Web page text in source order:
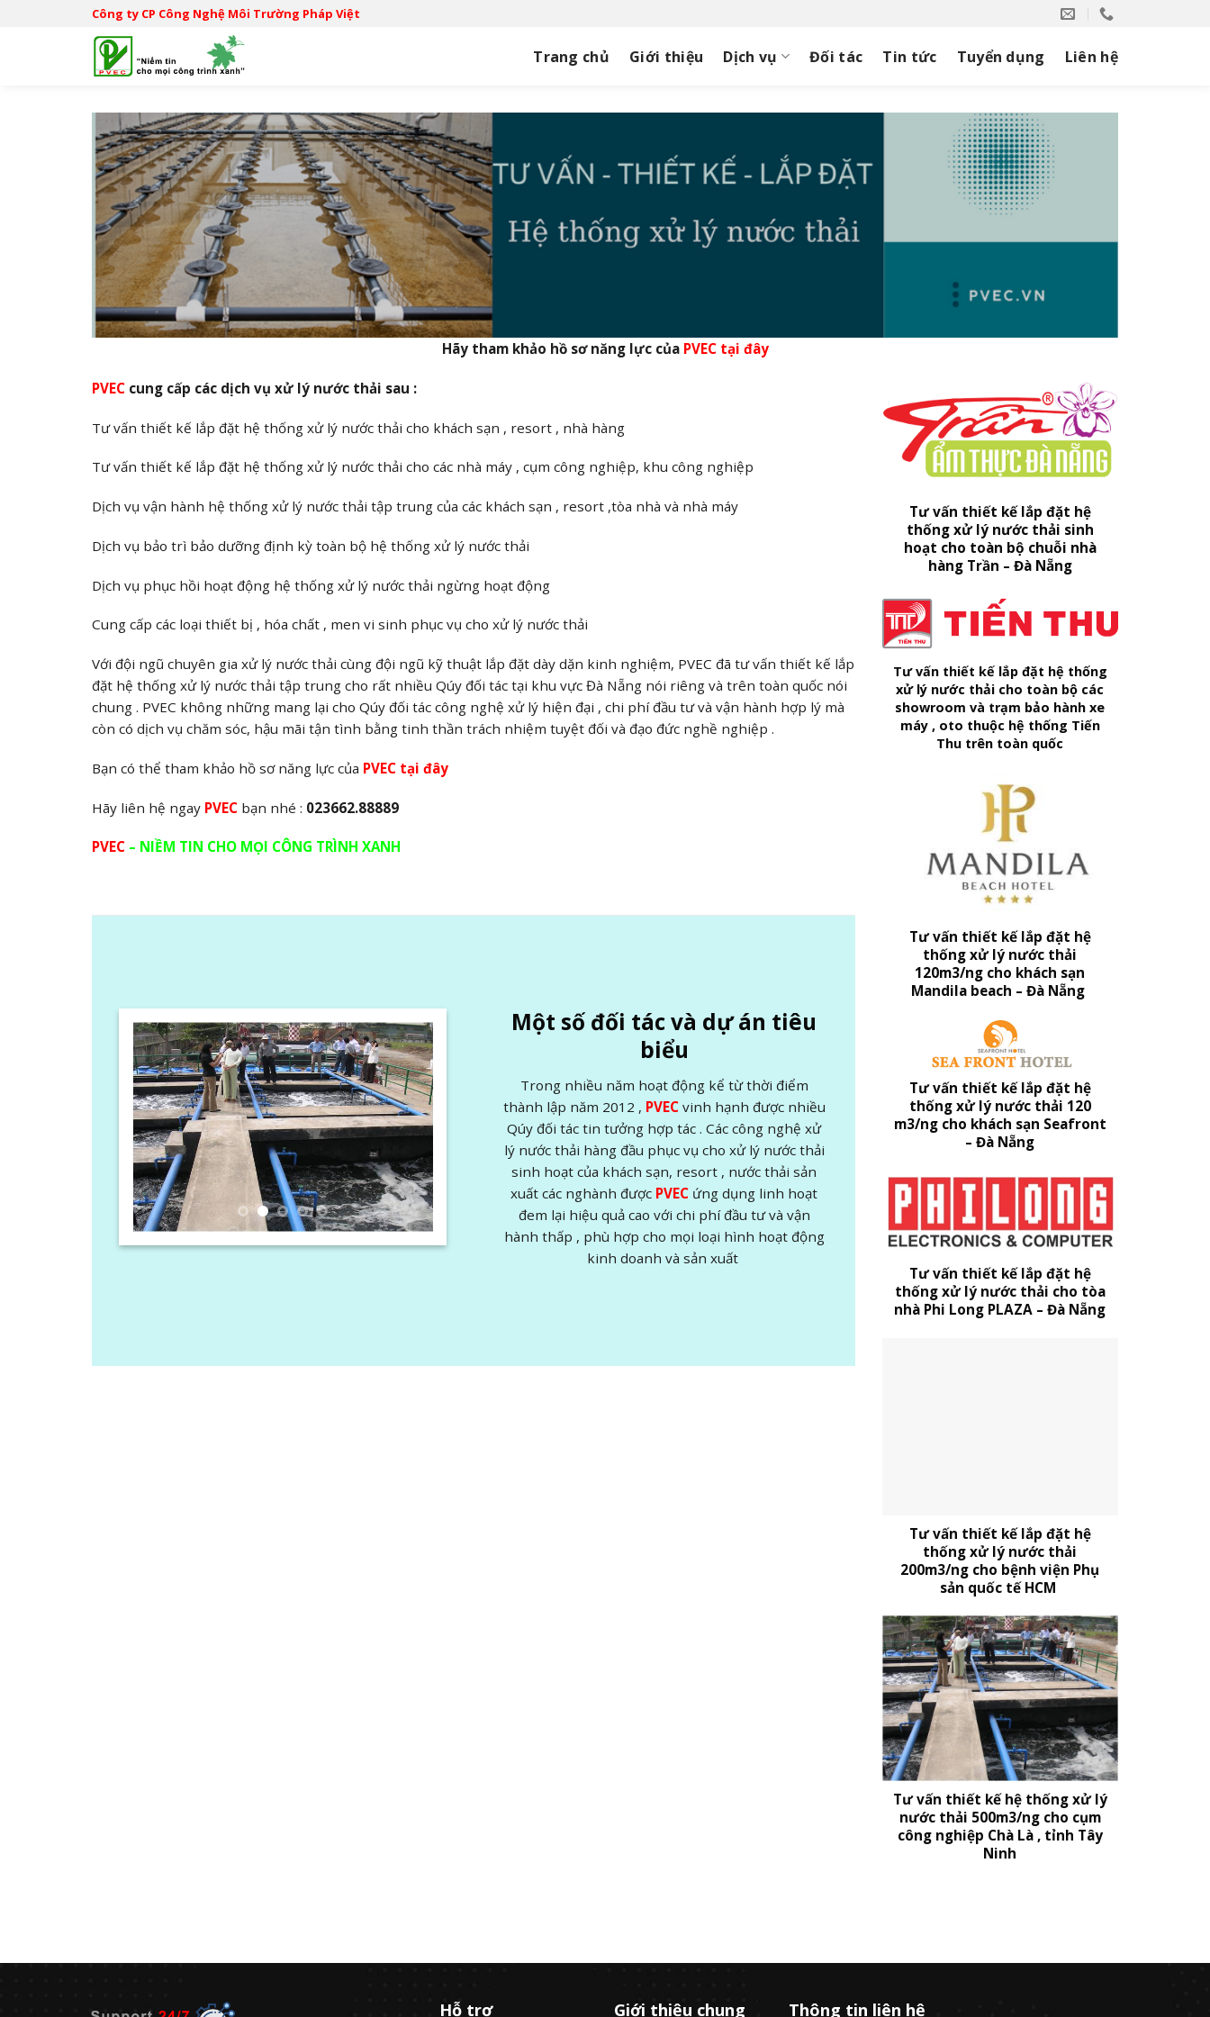
Công ty CP Công Nghệ Môi Trường Pháp Việt
Trang chủ Giới thiệu Dịch vụ Đối tác Tin tức Tuyển dụng Liên hệ
Hãy tham khảo hồ sơ năng lực của PVEC tại đây
PVEC cung cấp các dịch vụ xử lý nước thải sau :
Tư vấn thiết kế lắp đặt hệ thống xử lý nước thải cho khách sạn , resort , nhà hàng
Tư vấn thiết kế lắp đặt hệ thống xử lý nước thải cho các nhà máy , cụm công nghiệp, khu công nghiệp
Dịch vụ vận hành hệ thống xử lý nước thải tập trung của các khách sạn , resort ,tòa nhà và nhà máy
Dịch vụ bảo trì bảo dưỡng định kỳ toàn bộ hệ thống xử lý nước thải
Dịch vụ phục hồi hoạt động hệ thống xử lý nước thải ngừng hoạt động
Cung cấp các loại thiết bị , hóa chất , men vi sinh phục vụ cho xử lý nước thải
Với đội ngũ chuyên gia xử lý nước thải cùng đội ngũ kỹ thuật lắp đặt dày dặn kinh nghiệm, PVEC đã tư vấn thiết kế lắp
đặt hệ thống xử lý nước thải tập trung cho rất nhiều Qúy đối tác tại khu vực Đà Nẵng nói riêng và trên toàn quốc nói
chung . PVEC không những mang lại cho Qúy đối tác công nghệ xử lý hiện đại , chi phí đầu tư và vận hành hợp lý mà
còn có dịch vụ chăm sóc, hậu mãi tận tình bằng tinh thần trách nhiệm tuyệt đối và đạo đức nghề nghiệp .
Bạn có thể tham khảo hồ sơ năng lực của PVEC tại đây
Hãy liên hệ ngay PVEC bạn nhé : 023662.88889
PVEC – NIỀM TIN CHO MỌI CÔNG TRÌNH XANH
Một số đối tác và dự án tiêu
biểu
Trong nhiều năm hoạt động kể từ thời điểm
thành lập năm 2012 , PVECvinh hạnh được nhiều
Qúy đối tác tin tưởng hợp tác . Các công nghệ xử
lý nước thải hàng đầu phục vụ cho xử lý nước thải
sinh hoạt của khách sạn, resort , nước thải sản
xuất các nghành được PVEC ứng dụng linh hoạt
đem lại hiệu quả cao với chi phí đầu tư và vận
hành thấp , phù hợp cho mọi loại hình hoạt động
kinh doanh và sản xuất
Tư vấn thiết kế lắp đặt hệ
thống xử lý nước thải sinh
hoạt cho toàn bộ chuỗi nhà
hàng Trần – Đà Nẵng
Tư vấn thiết kế lắp đặt hệ thống
xử lý nước thải cho toàn bộ các
showroom và trạm bảo hành xe
máy , oto thuộc hệ thống Tiến
Thu trên toàn quốc
Tư vấn thiết kế lắp đặt hệ
thống xử lý nước thải
120m3/ng cho khách sạn
Mandila beach – Đà Nẵng
Tư vấn thiết kế lắp đặt hệ
thống xử lý nước thải 120
m3/ng cho khách sạn Seafront
– Đà Nẵng
Tư vấn thiết kế lắp đặt hệ
thống xử lý nước thải cho tòa
nhà Phi Long PLAZA – Đà Nẵng
Tư vấn thiết kế lắp đặt hệ
thống xử lý nước thải
200m3/ng cho bệnh viện Phụ
sản quốc tế HCM
Tư vấn thiết kế hệ thống xử lý
nước thải 500m3/ng cho cụm
công nghiệp Chà Là , tỉnh Tây
Ninh
Hỗ trợ Giới thiệu chung Thông tin liên hệ